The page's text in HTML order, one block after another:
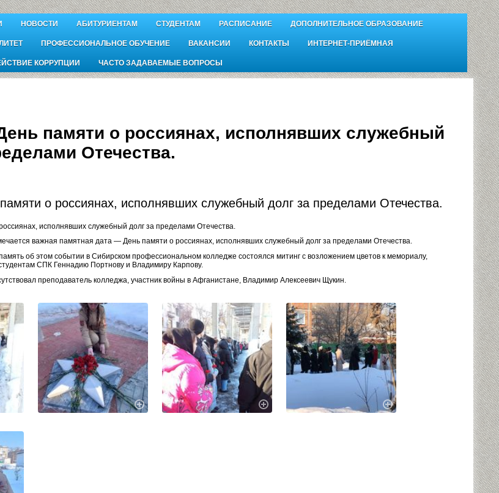
НОВОСТИ АБИТУРИЕНТАМ СТУДЕНТАМ РАСПИСАНИЕ ДОПОЛНИТЕЛЬНОЕ ОБРАЗОВАНИЕ
ПРОФЕССИОНАЛЬНОЕ ОБУЧЕНИЕ ВАКАНСИИ КОНТАКТЫ ИНТЕРНЕТ-ПРИЁМНАЯ
КОРРУПЦИИ ЧАСТО ЗАДАВАЕМЫЕ ВОПРОСЫ
памяти о россиянах, исполнявших служебный
Отечества.
о россиянах, исполнявших служебный долг за пределами Отечества.
исполнявших служебный долг за пределами Отечества.
важная памятная дата — День памяти о россиянах, исполнявших служебный долг за пределами Отечества.
об этом событии в Сибирском профессиональном колледже состоялся митинг с возложением цветов к мемориалу,
СПК Геннадию Портнову и Владимиру Карпову.
преподаватель колледжа, участник войны в Афганистане, Владимир Алексеевич Щукин.